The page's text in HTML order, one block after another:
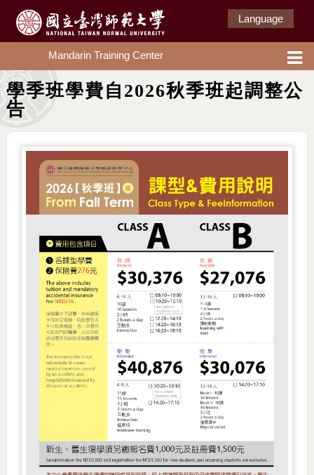
Language
Mandarin Training Center
學季班學費自2026秋季班起調整公
告